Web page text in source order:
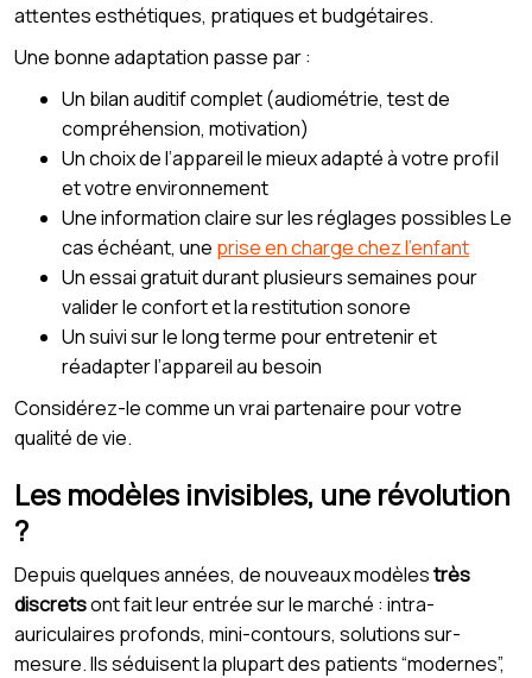
attentes esthétiques, pratiques et budgétaires.
Une bonne adaptation passe par :
Un bilan auditif complet (audiométrie, test de
compréhension, motivation)
Un choix de l’appareil le mieux adapté à votre profil
et votre environnement
Une information claire sur les réglages possibles Le
cas échéant, une prise en charge chez l’enfant
Un essai gratuit durant plusieurs semaines pour
valider le confort et la restitution sonore
Un suivi sur le long terme pour entretenir et
réadapter l’appareil au besoin
Considérez-le comme un vrai partenaire pour votre
qualité de vie.
Les modèles invisibles, une révolution
?
Depuis quelques années, de nouveaux modèlestrès
discretsont fait leur entrée sur le marché : intra-
auriculaires profonds, mini-contours, solutions sur-
mesure. Ils séduisent la plupart des patients “modernes”,